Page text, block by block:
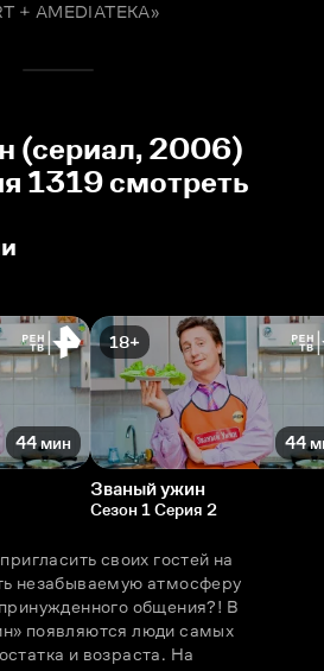
+ AMEDIATEKA»
(сериал, 2006)
1319 смотреть
44 мин
18+
44
Званый ужин
Сезон 1 Серия 2
своих гостей на
незабываемую атмосферу
общения?! В
появляются люди самых
и возраста. На